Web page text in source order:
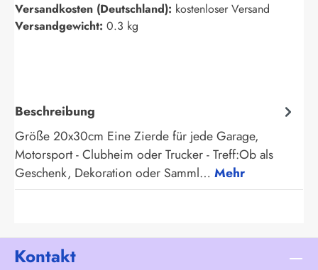
Versandkosten (Deutschland): kostenloser Versand
Versandgewicht: 0.3 kg
Beschreibung
Größe 20x30cm Eine Zierde für jede Garage,
Motorsport - Clubheim oder Trucker - Treff:Ob als
Geschenk, Dekoration oder Samml… Mehr
Kontakt